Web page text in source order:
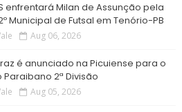
enfrentará Milan de Assunção pela
Municipal de Futsal em Tenório-PB
Aug 06, 2026
é anunciado na Picuiense para o
2ª Divisão
Aug 05, 2026